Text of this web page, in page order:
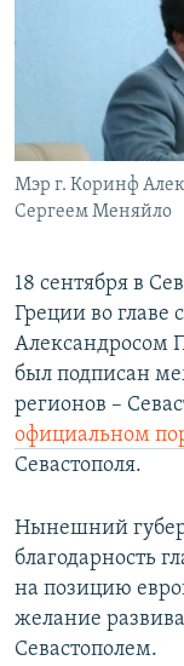
ПОБЕДИТЕЛЕЙ НЕ
УКРАИНСКАЯ
ПРИСОЕДИНЯЙТЕСЬ!
Все сайты
Мэр г. Коринф
Сергеем Меняйло
18 сентября в
Греции во главе
Александросом
был подписан
регионов –
официальном
Севастополя.
Нынешний
благодарность
на позицию
желание
Севастополем.